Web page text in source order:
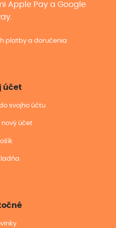
Apple Pay a Google
platby a doručenia
účet
svojho účtu
nový účet